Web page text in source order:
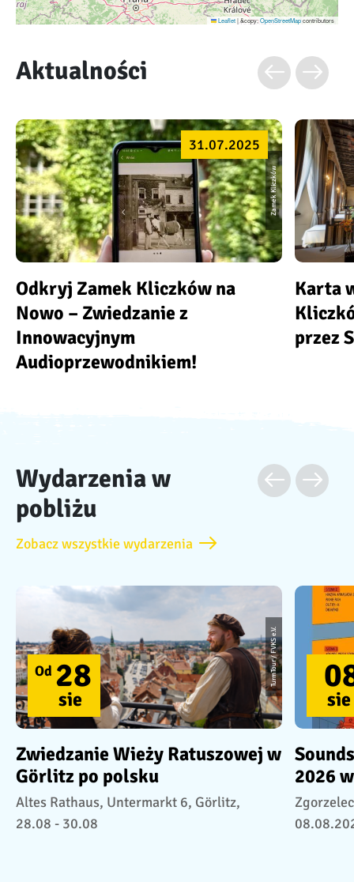
Leaflet|&copy;OpenStreetMapcontributors
Aktualności
Zamek Kliczków
31.07.2025
Odkryj Zamek Kliczków na
Nowo – Zwiedzanie z
Innowacyjnym
Audioprzewodnikiem!
Karta
przez
Wydarzenia w
pobliżu
Zobacz wszystkie wydarzenia
TurmTour / FVKS e.V.
Od 28
sie
Zwiedzanie Wieży Ratuszowej w
Görlitz po polsku
Altes Rathaus, Untermarkt 6, Görlitz,
28.08 - 30.08
sie
2026